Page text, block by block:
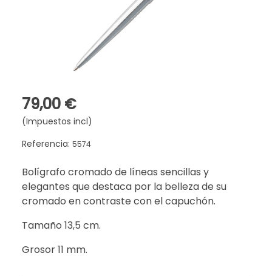
79,00 €
(Impuestos incl)
Referencia: 5574
Bolígrafo cromado de líneas sencillas y
elegantes que destaca por la belleza de su
cromado en contraste con el capuchón.
Tamaño 13,5 cm.
Grosor 11 mm.